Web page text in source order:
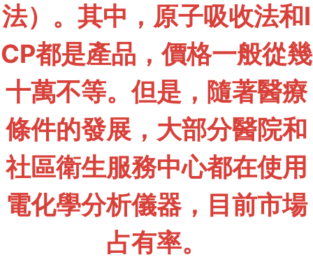
法）。其中，原子吸收法和I
CP都是產品，價格一般從幾
十萬不等。但是，隨著醫療
條件的發展，大部分醫院和
社區衛生服務中心都在使用
電化學分析儀器，目前市場
占有率。